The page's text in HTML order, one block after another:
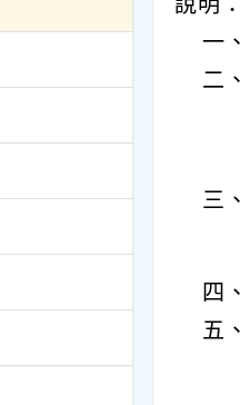
一、
二、
三、
四、
五、